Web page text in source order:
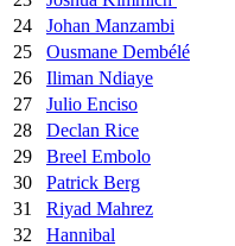
24
Johan Manzambi
25
Ousmane Dembélé
26
Iliman Ndiaye
27
Julio Enciso
28
Declan Rice
29
Breel Embolo
30
Patrick Berg
31
Riyad Mahrez
32
Hannibal